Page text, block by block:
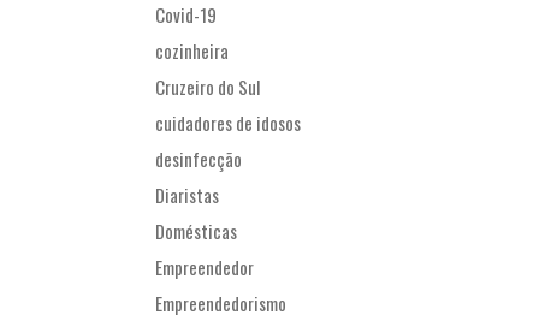
Covid-19
cozinheira
Cruzeiro do Sul
cuidadores de idosos
desinfecção
Diaristas
Domésticas
Empreendedor
Empreendedorismo